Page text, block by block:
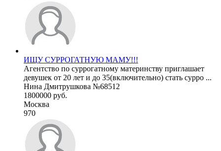
ИЩУ СУРРОГАТНУЮ МАМУ!!!
Агентство по суррогатному материнству приглашает
девушек от 20 лет и до 35(включительно) стать сурро ...
Нина Дмитрушкова №68512
1800000 руб.
Москва
970